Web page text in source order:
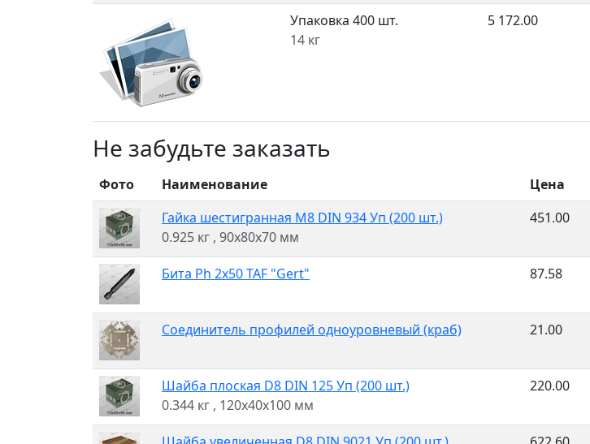
Упаковка 400 шт.
14 кг
5 172.00
Не забудьте заказать
Фото Наименование Цена
Гайка шестигранная M8 DIN 934 Уп (200 шт.)
0.925 кг , 90x80x70 мм
451.00
Бита Ph 2x50 TAF "Gert" 87.58
Соединитель профилей одноуровневый (краб) 21.00
Шайба плоская D8 DIN 125 Уп (200 шт.)
0.344 кг , 120x40x100 мм
220.00